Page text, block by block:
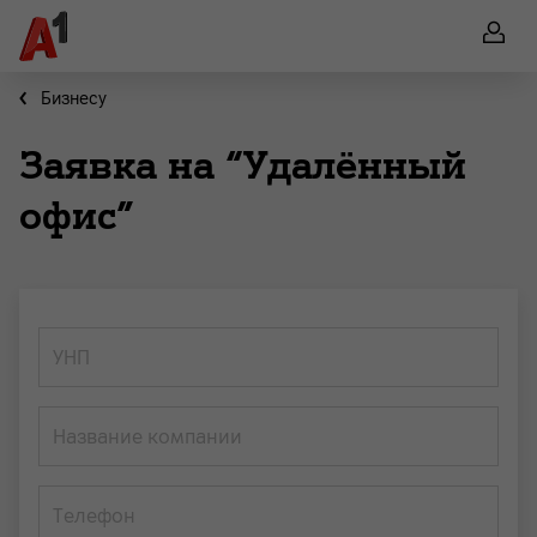
Бизнесу
Заявка на “Удалённый
офис”
УНП
Название компании
Телефон